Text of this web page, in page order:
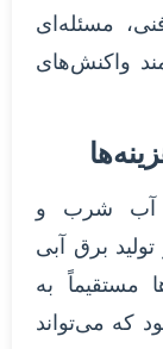
مسئله‌ای
واکنش‌های
آب شرب و
برق آبی
مستقیماً به
که می‌تواند